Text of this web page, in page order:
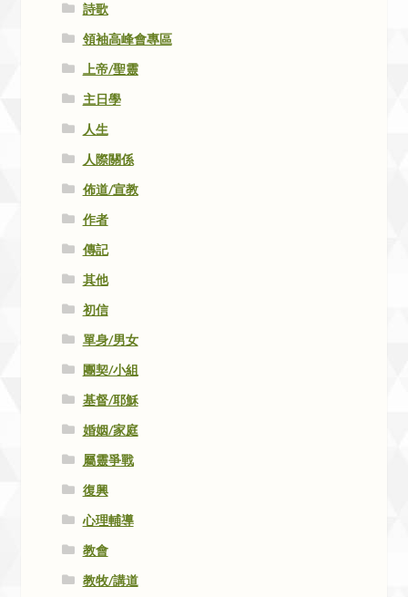
詩歌
領袖高峰會專區
上帝/聖靈
主日學
人生
人際關係
佈道/宣教
作者
傳記
其他
初信
單身/男女
團契/小組
基督/耶穌
婚姻/家庭
屬靈爭戰
復興
心理輔導
教會
教牧/講道